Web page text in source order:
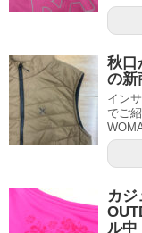
秋口
の新
イン
でご
カ
ル中